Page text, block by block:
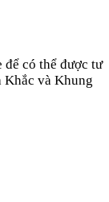
để có thể được tư
Khắc và Khung